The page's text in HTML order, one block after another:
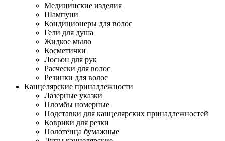
Медицинские изделия
Шампуни
Кондиционеры для волос
Гели для душа
Жидкое мыло
Косметички
Лосьон для рук
Расчески для волос
Резинки для волос
Канцелярские принадлежности
Лазерные указки
Пломбы номерные
Подставки для канцелярских принадлежностей
Коврики для резки
Полотенца бумажные